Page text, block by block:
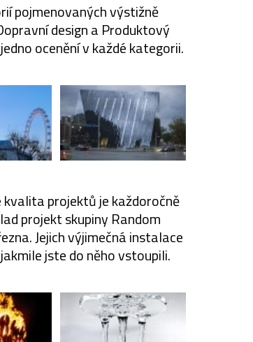
pojmenovaných výstižně
design a Produktový
ocenění v každé kategorii.
kvalita projektů je každoročně
projekt skupiny Random
Jejich výjimečná instalace
jste do něho vstoupili.